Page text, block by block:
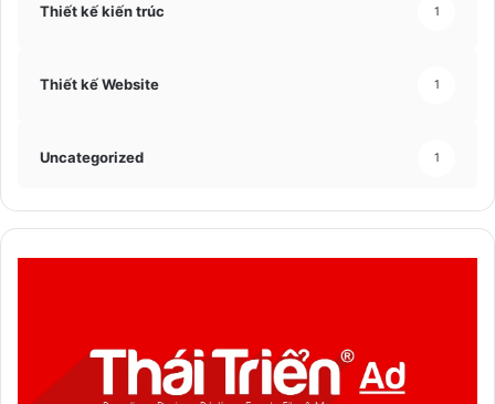
Thiết kế kiến trúc 1
Thiết kế Website 1
Uncategorized 1